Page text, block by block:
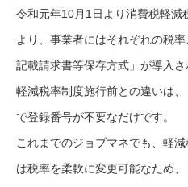
令和元年10月1日より消費税軽減
より、事業者にはそれぞれの税
記載請求書等保存方式」が導入さ
軽減税率制度施行前との違いは
で登録番号が不要なだけです。
これまでのジョブマネでも、軽
は税率を柔軟に変更可能なため